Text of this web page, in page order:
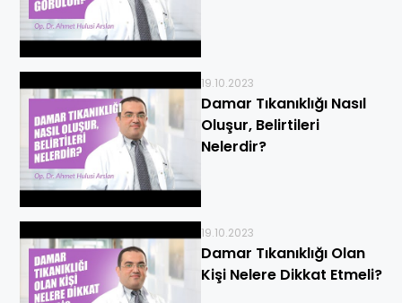
19.10.2023
Damar Tıkanıklığı Nasıl
Oluşur, Belirtileri
Nelerdir?
19.10.2023
Damar Tıkanıklığı Olan
Kişi Nelere Dikkat Etmeli?